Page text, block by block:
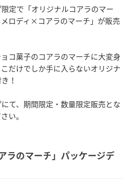
定で「オリジナルコアラのマー
ロディ×コアラのマーチ」が販売
コ菓子のコアラのマーチに大変身
だけでしか手に入らないオリジナ
！
て、期間限定・数量限定販売とな
い。
ラのマーチ」パッケージデ